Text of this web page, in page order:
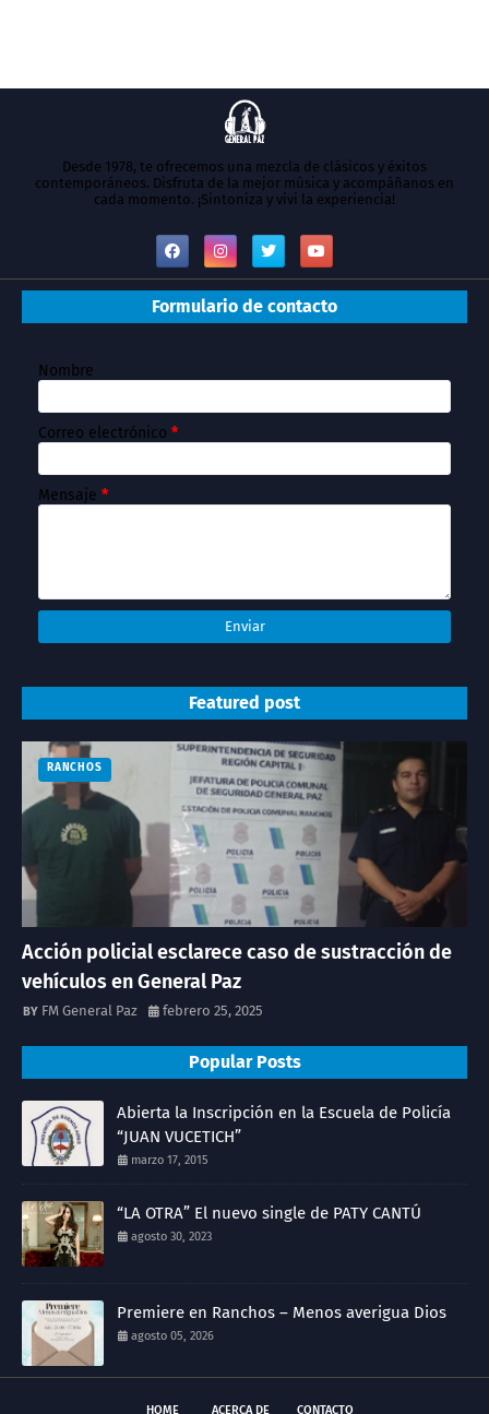
Desde 1978, te ofrecemos una mezcla de clásicos y éxitos
contemporáneos. Disfruta de la mejor música y acompáñanos en
cada momento. ¡Sintoniza y vivi la experiencia!
Formulario de contacto
Nombre
Correo electrónico *
Mensaje *
Featured post
RANCHOS
Acción policial esclarece caso de sustracción de
vehículos en General Paz
FM General Paz febrero 25, 2025
Popular Posts
Abierta la Inscripción en la Escuela de Policía
“JUAN VUCETICH”
marzo 17, 2015
“LA OTRA” El nuevo single de PATY CANTÚ
agosto 30, 2023
Premiere en Ranchos – Menos averigua Dios
agosto 05, 2026
HOME ACERCA DE CONTACTO